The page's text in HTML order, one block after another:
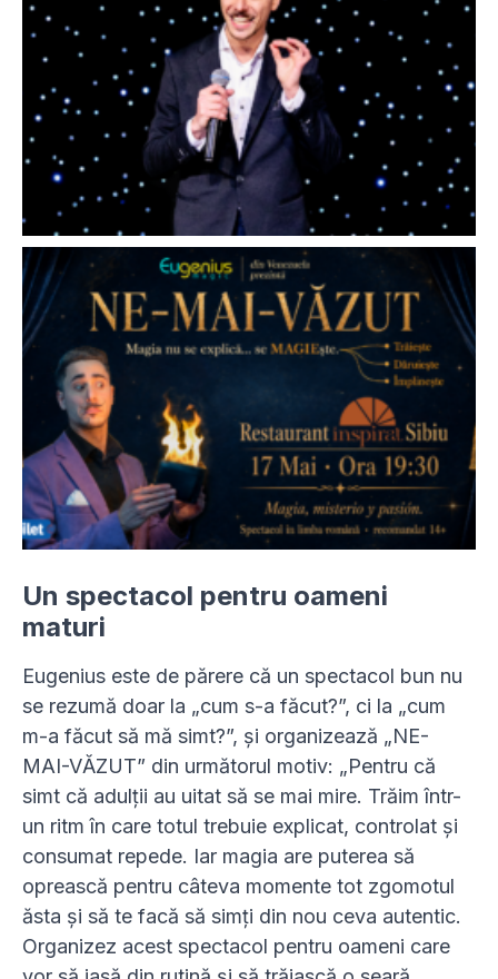
Un spectacol pentru oameni
maturi
Eugenius este de părere că un spectacol bun nu
se rezumă doar la „cum s-a făcut?”, ci la „cum
m-a făcut să mă simt?”, și organizează „NE-
MAI-VĂZUT” din următorul motiv: „Pentru că
simt că adulții au uitat să se mai mire. Trăim într-
un ritm în care totul trebuie explicat, controlat și
consumat repede. Iar magia are puterea să
oprească pentru câteva momente tot zgomotul
ăsta și să te facă să simți din nou ceva autentic.
Organizez acest spectacol pentru oameni care